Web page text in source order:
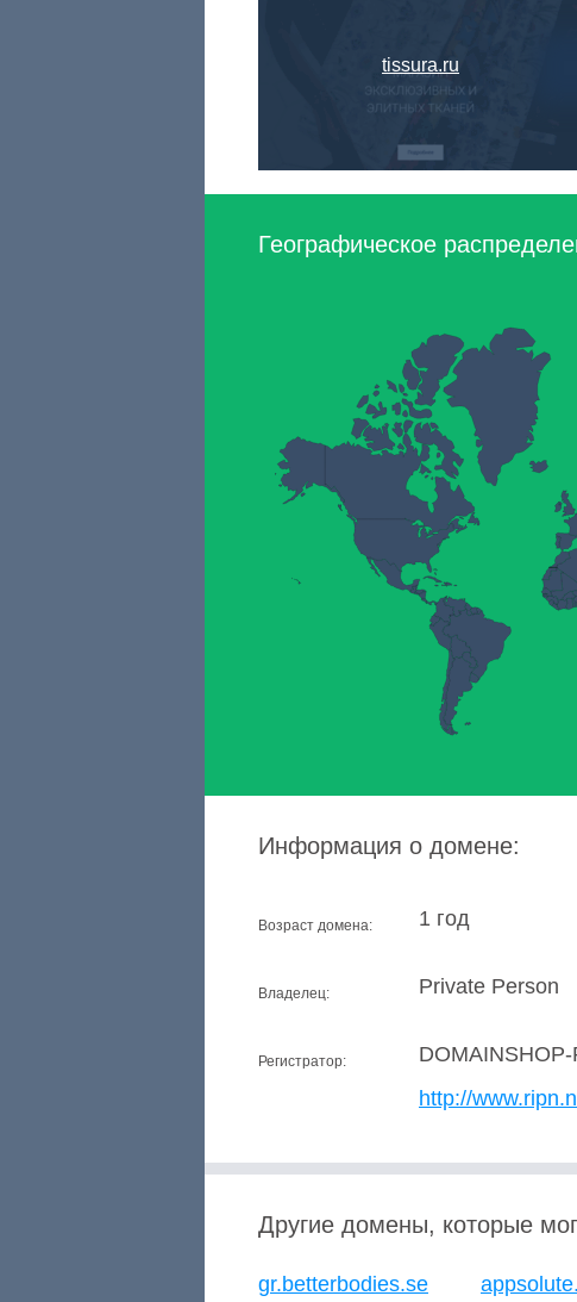
tissura.ru
Географическое
Информация о домене:
Возраст домена: 1 год
Владелец: Private Person
Регистратор:
DOMAINSHOP-
http://
Другие домены, которые
gr.betterbodies.se